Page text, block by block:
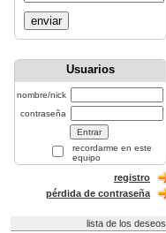
enviar
Usuarios
nombre/nick
contraseña
recordarme en este
equipo
registro
pérdida de contraseña
lista de los deseos